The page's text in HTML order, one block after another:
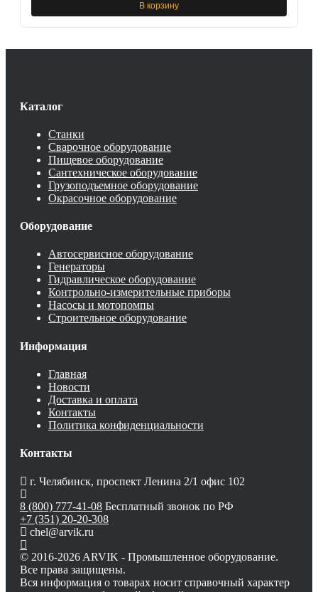
В корзину
Каталог
Станки
Сварочное оборудование
Пищевое оборудование
Сантехническое оборудование
Грузоподъемное оборудование
Окрасочное оборудование
Оборудование
Автосервисное оборудование
Генераторы
Гидравлическое оборудование
Контрольно-измерительные приборы
Насосы и мотопомпы
Строительное оборудование
Информация
Главная
Новости
Доставка и оплата
Контакты
Политика конфиденциальности
Контакты
г. Челябинск, проспект Ленина 2/1 офис 102
8 (800) 777-41-08 Бесплатный звонок по РФ
+7 (351) 20-20-308
chel@arvik.ru
© 2016-2026 ARVIK - Промышленное оборудование.
Все права защищены.
Вся информация о товарах носит справочный характер